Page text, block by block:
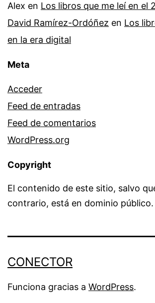
Alex en Los libros que me leí en el
David Ramírez-Ordóñez en Los
en la era digital
Meta
Acceder
Feed de entradas
Feed de comentarios
WordPress.org
Copyright
El contenido de este sitio, salvo
contrario, está en dominio público.
CONECTOR
Funciona gracias a WordPress.